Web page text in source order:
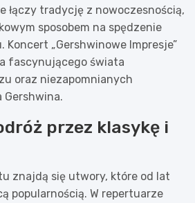
łączy tradycję z nowoczesnością,
sposobem na spędzenie
Koncert „Gershwinowe Impresje”
fascynującego świata
oraz niezapomnianych
Gershwina.
przez klasykę i
znajdą się utwory, które od lat
popularnością. W repertuarze